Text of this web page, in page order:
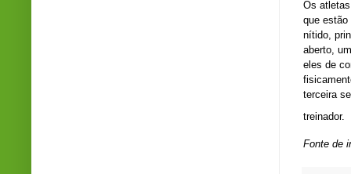
Os
que estão
nítido,
aberto,
eles de
terceira
treinador.
Fonte de